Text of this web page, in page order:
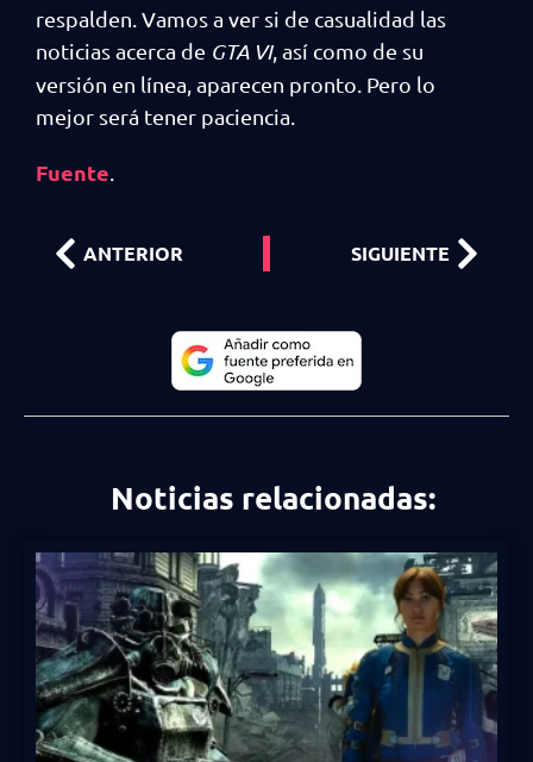
respalden. Vamos a ver si de casualidad las
noticias acerca de GTA VI, así como de su
versión en línea, aparecen pronto. Pero lo
mejor será tener paciencia.
Fuente
ANTERIOR SIGUIENTE
Noticias relacionadas: